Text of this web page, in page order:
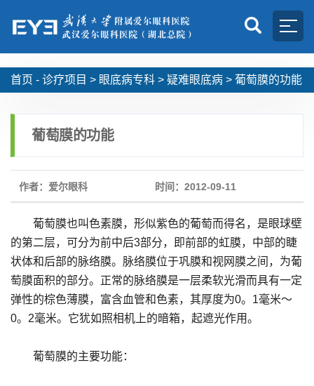
首页 - 诊疗项目 > 眼底病专科 > 疑难眼底病 > 葡萄膜的功能
葡萄膜的功能
作者：爱尔眼科 时间：2012-09-11
葡萄膜也叫色素膜，形似紫色的葡萄而得名，是眼球壁
的第二层，可分为前中后3部分，即前部的虹膜，中部的睫
状体和后部的脉络膜。脉络膜位于巩膜和视网膜之间，为葡
萄膜面积的部分。正常的脉络膜是一层柔软光滑而具有一定
弹性的棕色薄膜，富含血管和色素，其厚度为0。1毫米～
0。2毫米。它犹如照相机上的暗箱，起遮光作用。
葡萄膜的主要功能：